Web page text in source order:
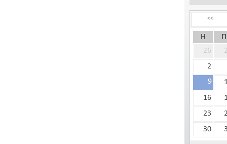
<<
Н
П
26
2
9
16
23
30